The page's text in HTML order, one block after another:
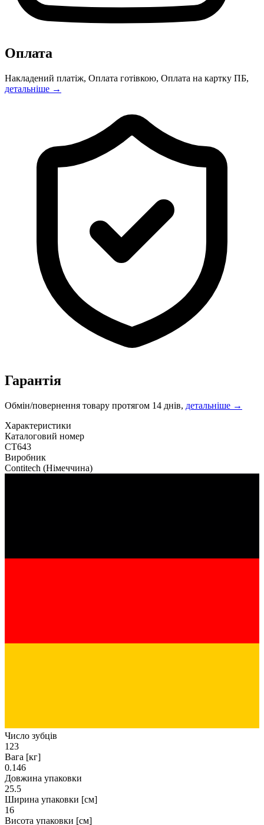
Оплата
Накладений платіж, Оплата готівкою, Оплата на картку ПБ,
детальніше →
Гарантія
Обмін/повернення товару протягом 14 днів, детальніше →
Характеристики
Каталоговий номер
CT643
Виробник
Contitech (Німеччина)
Число зубців
123
Вага [кг]
0.146
Довжина упаковки
25.5
Ширина упаковки [см]
16
Висота упаковки [см]